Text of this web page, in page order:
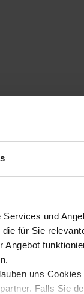
und
für Sie
uns
Falls Sie